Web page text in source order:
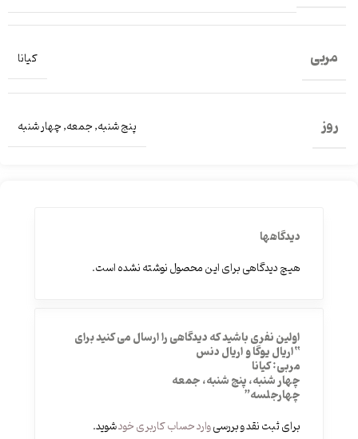
مربی کیانا
روز پنج شنبه,جمعه,چهار شنبه
دیدگاهها
هیچ دیدگاهی برای این محصول نوشته نشده است.
اولین نفری باشید که دیدگاهی را ارسال می کنید برای
“اریال یوگا و اریال دنس
مربی: کیانا
چهار شنبه، پنج شنبه، جمعه
چهارجلسه”
برای ثبت نقد و بررسیوارد حساب کاربری خودشوید.